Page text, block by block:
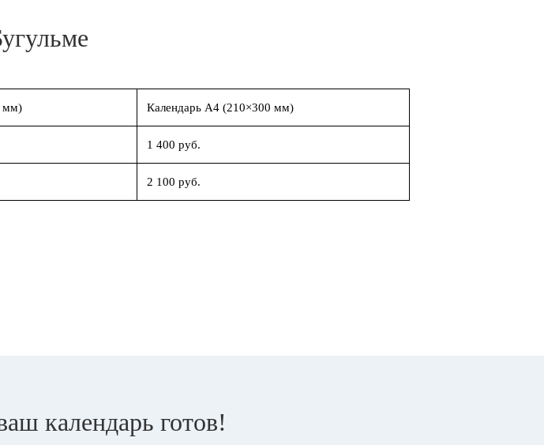
мм) Календарь А4 (210×300 мм)
1 400 руб.
2 100 руб.
календарь готов!